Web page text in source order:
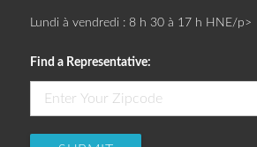
Lundi à vendredi : 8 h 30 à 17 h HNE/p>
Find a Representative: